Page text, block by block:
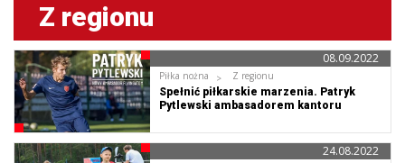
Z regionu
Piłka nożna
Z regionu
Spełnić piłkarskie marzenia. Patryk
Pytlewski ambasadorem kantoru
08.09.2022
24.08.2022